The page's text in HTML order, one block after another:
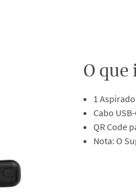
O que
1
Cabo
QR Code
Nota: O